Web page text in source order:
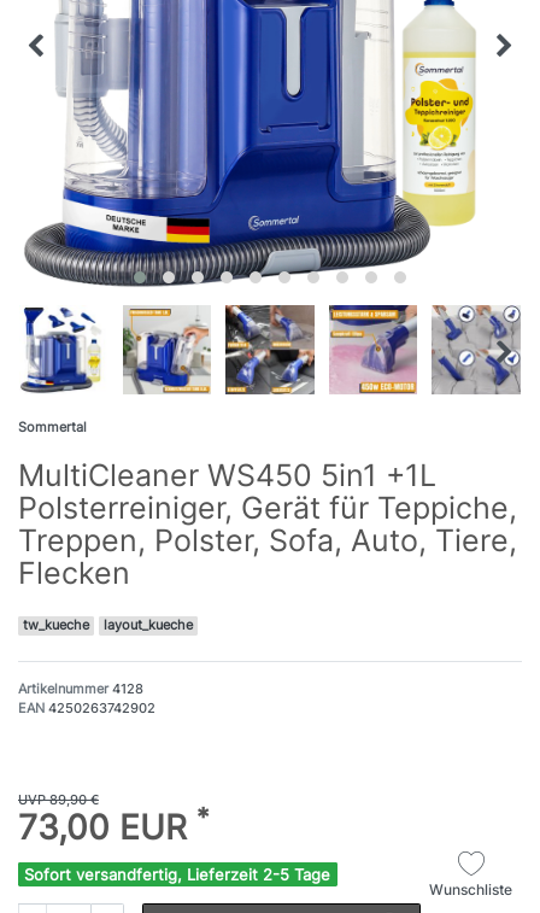
Sommertal
MultiCleaner WS450 5in1 +1L
Polsterreiniger, Gerät für Teppiche,
Treppen, Polster, Sofa, Auto, Tiere,
Flecken
tw_kueche layout_kueche
Artikelnummer4128
EAN 4250263742902
UVP 89,90 €
73,00 EUR *
Sofort versandfertig, Lieferzeit 2-5 Tage
Wunschliste